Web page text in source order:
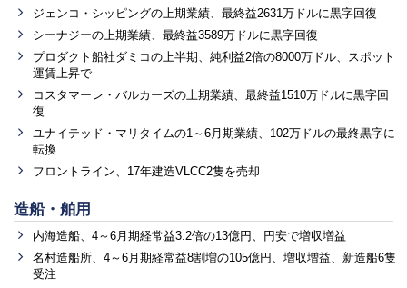
ジェンコ・シッピングの上期業績、最終益2631万ドルに黒字回復
シーナジーの上期業績、最終益3589万ドルに黒字回復
プロダクト船社ダミコの上半期、純利益2倍の8000万ドル、スポット
運賃上昇で
コスタマーレ・バルカーズの上期業績、最終益1510万ドルに黒字回
復
ユナイテッド・マリタイムの1～6月期業績、102万ドルの最終黒字に
転換
フロントライン、17年建造VLCC2隻を売却
造船・舶用
内海造船、4～6月期経常益3.2倍の13億円、円安で増収増益
名村造船所、4～6月期経常益8割増の105億円、増収増益、新造船6隻
受注